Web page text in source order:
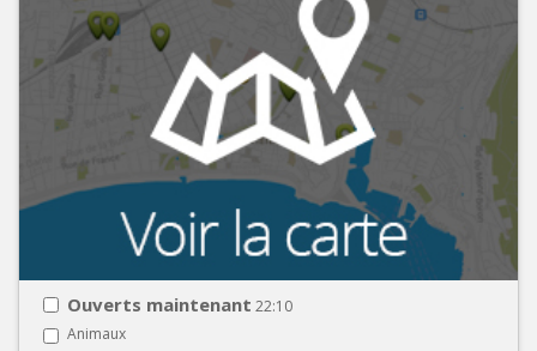
Ouverts maintenant 22:10
Animaux